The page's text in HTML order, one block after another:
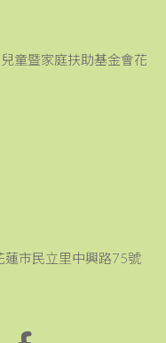
童暨家庭扶助基金會花
市民立里中興路75號